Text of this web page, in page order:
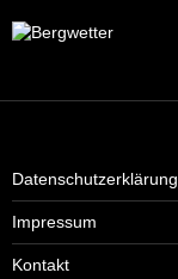
Datenschutzerklärung
Impressum
Kontakt